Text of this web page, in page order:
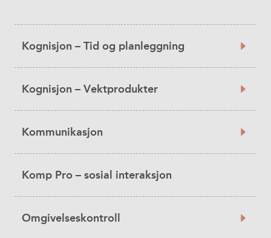
Category
Kognisjon – Tid og planleggning
Kognisjon – Vektprodukter
Kommunikasjon
Komp Pro – sosial interaksjon
Omgivelseskontroll